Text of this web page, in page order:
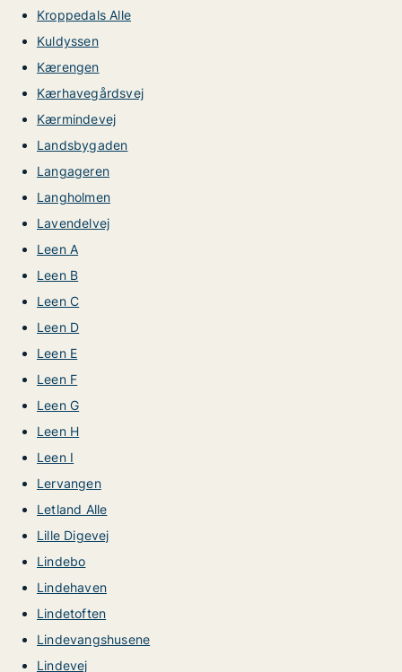
Kroppedals Alle
Kuldyssen
Kærengen
Kærhavegårdsvej
Kærmindevej
Landsbygaden
Langageren
Langholmen
Lavendelvej
Leen A
Leen B
Leen C
Leen D
Leen E
Leen F
Leen G
Leen H
Leen I
Lervangen
Letland Alle
Lille Digevej
Lindebo
Lindehaven
Lindetoften
Lindevangshusene
Lindevej